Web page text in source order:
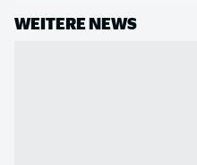
WEITERE NEWS